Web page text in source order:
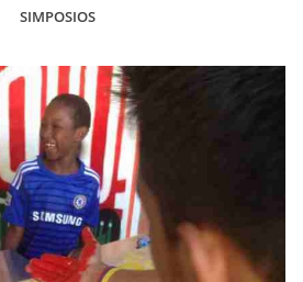
SIMPOSIOS